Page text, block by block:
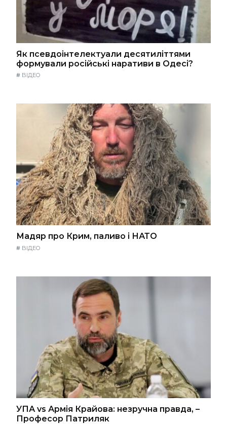
Як псевдоінтелектуали десятиліттями
формували російські наративи в Одесі?
# ВІДЕО
Мадяр про Крим, паливо і НАТО
# ВІДЕО
УПА vs Армія Крайова: незручна правда, –
Професор Патриляк